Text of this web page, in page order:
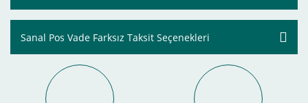
Sanal Pos Vade Farksız Taksit Seçenekleri